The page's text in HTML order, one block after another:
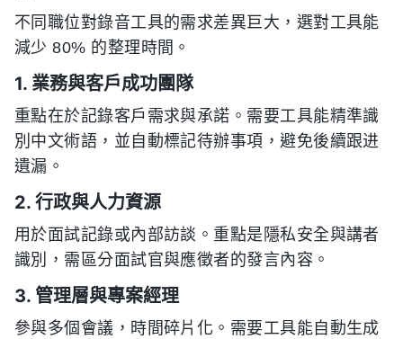
不同職位對錄音工具的需求差異巨大，選對工具能
減少 80% 的整理時間。
1. 業務與客戶成功團隊
重點在於記錄客戶需求與承諾。需要工具能精準識
別中文術語，並自動標記待辦事項，避免後續跟进
遺漏。
2. 行政與人力資源
用於面試記錄或內部訪談。重點是隱私安全與講者
識別，需區分面試官與應徵者的發言內容。
3. 管理層與專案經理
參與多個會議，時間碎片化。需要工具能自動生成